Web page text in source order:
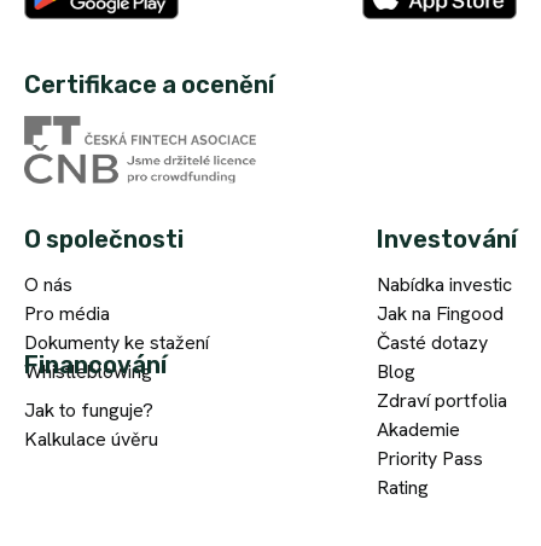
Certifikace a ocenění
O společnosti
O nás
Pro média
Dokumenty ke stažení
Whistleblowing
Investování
Nabídka investic
Jak na Fingood
Časté dotazy
Blog
Zdraví portfolia
Akademie
Priority Pass
Rating
Financování
Jak to funguje?
Kalkulace úvěru